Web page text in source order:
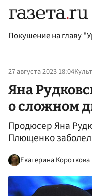
Покушение на главу
27 августа 2023 18:04
Яна
о сложном
Продюсер Яна
Плющенко заболел
Екатерина Короткова